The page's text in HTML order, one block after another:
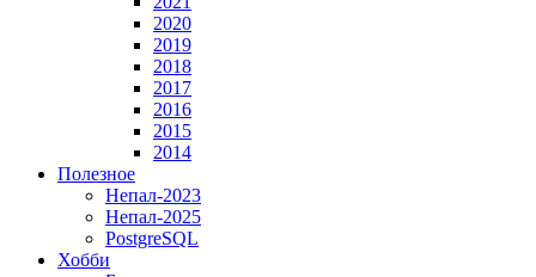
2020
2019
2018
2017
2016
2015
2014
Полезное
Непал-2023
Непал-2025
PostgreSQL
Хобби